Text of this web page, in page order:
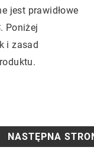
jest prawidłowe
Poniżej
i zasad
NASTĘPNA